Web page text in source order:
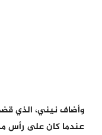
وأضاف نيني، الذي
عندما كان على رأس